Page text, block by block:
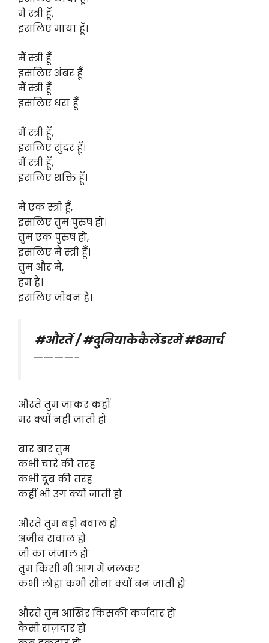
मैं स्त्री हूँ,
इसलिए माया हूँ।
मैं स्त्री हूँ
इसलिए अंबर हूँ
मैं स्त्री हूँ
इसलिए धरा हूँ
मैं स्त्री हूँ,
इसलिए सुंदर हूँ।
मैं स्त्री हूँ,
इसलिए शक्ति हूँ।
मैं एक स्त्री हूँ,
इसलिए तुम पुरुष हो।
तुम एक पुरुष हो,
इसलिए मैं स्त्री हूँ।
तुम और मै,
हम हैं।
इसलिए जीवन है।
#औरतें / #दुनियाकेकैलेंडरमें #8मार्च
————-
औरतें तुम जाकर कहीं
मर क्यों नहीं जाती हो
बार बार तुम
कभी चारे की तरह
कभी दूब की तरह
कहीं भी उग क्यों जाती हो
औरतें तुम बड़ी बवाल हो
अजीब सवाल हो
जी का जंजाल हो
तुम किसी भी आग में जलकर
कभी लोहा कभी सोना क्यों बन जाती हो
औरतें तुम आखिर किसकी कर्जदार हो
कैसी राज़दार हो